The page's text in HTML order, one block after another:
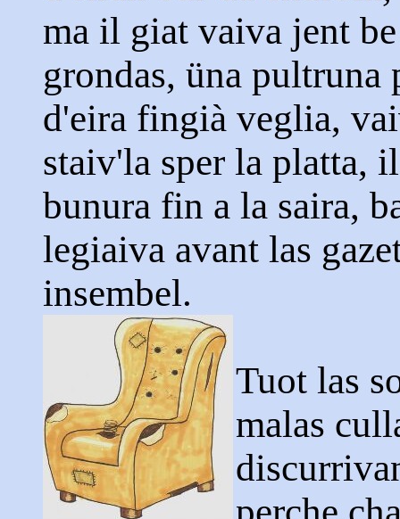
ma il giat vaiva jent
grondas, üna pultruna
d'eira fingià veglia,
staiv'la sper la platta,
bunura fin a la saira,
legiaiva avant las
insembel.
Tuot las
malas